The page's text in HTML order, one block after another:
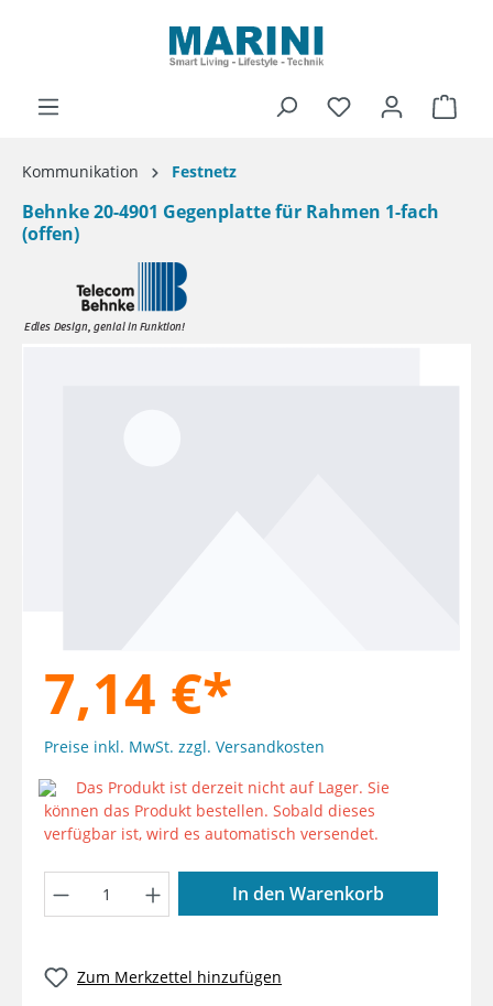
Kommunikation Festnetz
Behnke 20-4901 Gegenplatte für Rahmen 1-fach
(offen)
7,14 €*
Preise inkl. MwSt. zzgl. Versandkosten
Das Produkt ist derzeit nicht auf Lager. Sie
können das Produkt bestellen. Sobald dieses
verfügbar ist, wird es automatisch versendet.
Produkt Anzahl: Gib den
In den Warenkorb
Zum Merkzettel hinzufügen